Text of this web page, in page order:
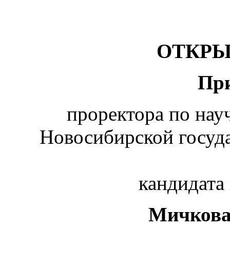
проректора по
Новосибирской